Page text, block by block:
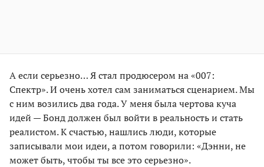
А если серьезно… Я стал продюсером на «007:
Спектр». И очень хотел сам заниматься сценарием. Мы
с ним возились два года. У меня была чертова куча
идей — Бонд должен был войти в реальность и стать
реалистом. К счастью, нашлись люди, которые
записывали мои идеи, а потом говорили: «Дэнни, не
может быть, чтобы ты все это серьезно».